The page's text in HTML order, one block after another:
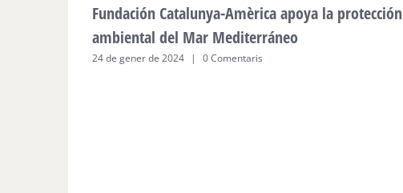
Fundación Catalunya-Amèrica apoya la protección
ambiental del Mar Mediterráneo
24 de gener de 2024 | 0 Comentaris